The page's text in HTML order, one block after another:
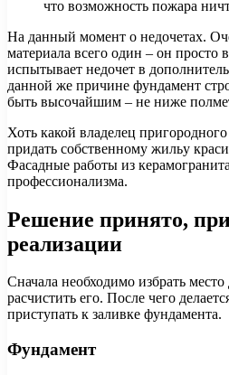
что возможность пожара
На данный момент о недочетах.
материала всего один – он просто
испытывает недочет в
данной же причине фундамент
быть высочайшим – не ниже
Хоть какой владелец
придать собственному жильу
Фасадные работы из
профессионализма.
Решение принято,
реализации
Сначала необходимо избрать
расчистить его. После чего
приступать к заливке фундамента.
Фундамент